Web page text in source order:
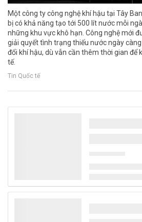
Một công ty công nghệ khí hậu tại Tây
bị có khả năng tạo tới 500 lít nước mỗi
những khu vực khô hạn. Công nghệ mới
giải quyết tình trạng thiếu nước ngày
đổi khí hậu, dù vẫn cần thêm thời gian để
tế.
Tin Quốc tế
Thanh Hóa: Nhà máy điện